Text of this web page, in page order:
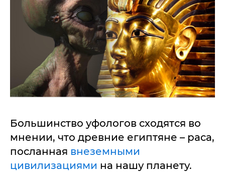
Большинство уфологов сходятся во
мнении, что древние египтяне – раса,
посланная внеземными
цивилизациями на нашу планету.